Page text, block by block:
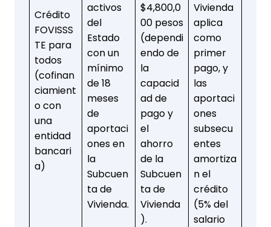
Crédito
FOVISSS
TE para
todos
(cofinan
ciamient
o con
una
entidad
bancari
a)
activos
del
Estado
con un
mínimo
de 18
meses
de
aportaci
ones en
la
Subcuen
ta de
Vivienda.
$4,800,0
00 pesos
(dependi
endo de
la
capacid
ad de
pago y
el
ahorro
de la
Subcuen
ta de
Vivienda
).
Vivienda
aplica
como
primer
pago, y
las
aportaci
ones
subsecu
entes
amortiza
n el
crédito
(5% del
salario